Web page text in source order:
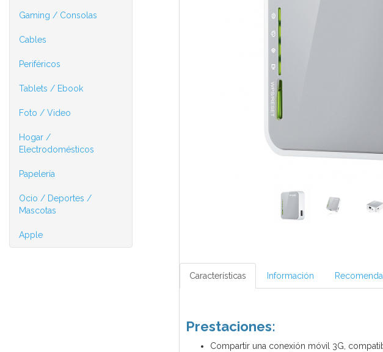
Gaming / Consolas
Cables
Periféricos
Tablets / Ebook
Foto / Video
Hogar /
Electrodomésticos
Papelería
Ocio / Deportes /
Mascotas
Apple
Características Información
Prestaciones:
Compartir una conexión móvil 3G,